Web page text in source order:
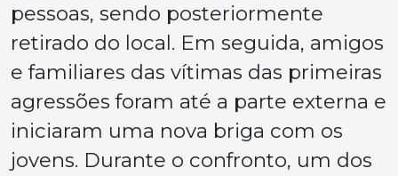
pessoas, sendo posteriormente
retirado do local. Em seguida, amigos
e familiares das vítimas das primeiras
agressões foram até a parte externa e
iniciaram uma nova briga com os
jovens. Durante o confronto, um dos